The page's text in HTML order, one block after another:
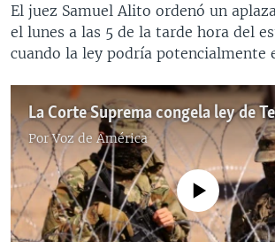
El juez Samuel Alito ordenó un
el lunes a las 5 de la tarde hora del
cuando la ley podría potencialmente
PorVoz de América
No media source currently